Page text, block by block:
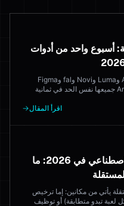
أسبوع واحد من أدوات
بين 27 أبريل و4 مايو 2026، عبرت Adobe وLuma وNovi وfal وFigma
وCanva وHeyGen وAnthropicAnthropic جميعها نفس الحد في ثمانية
اقرأ المقال
موسيقى وتأثيرات صوتية بذكاء اصطناعي في 2026: ما
يأتي من مكانين: إما ترخيص
لعبة تبدو متطابقة) أو توظيف